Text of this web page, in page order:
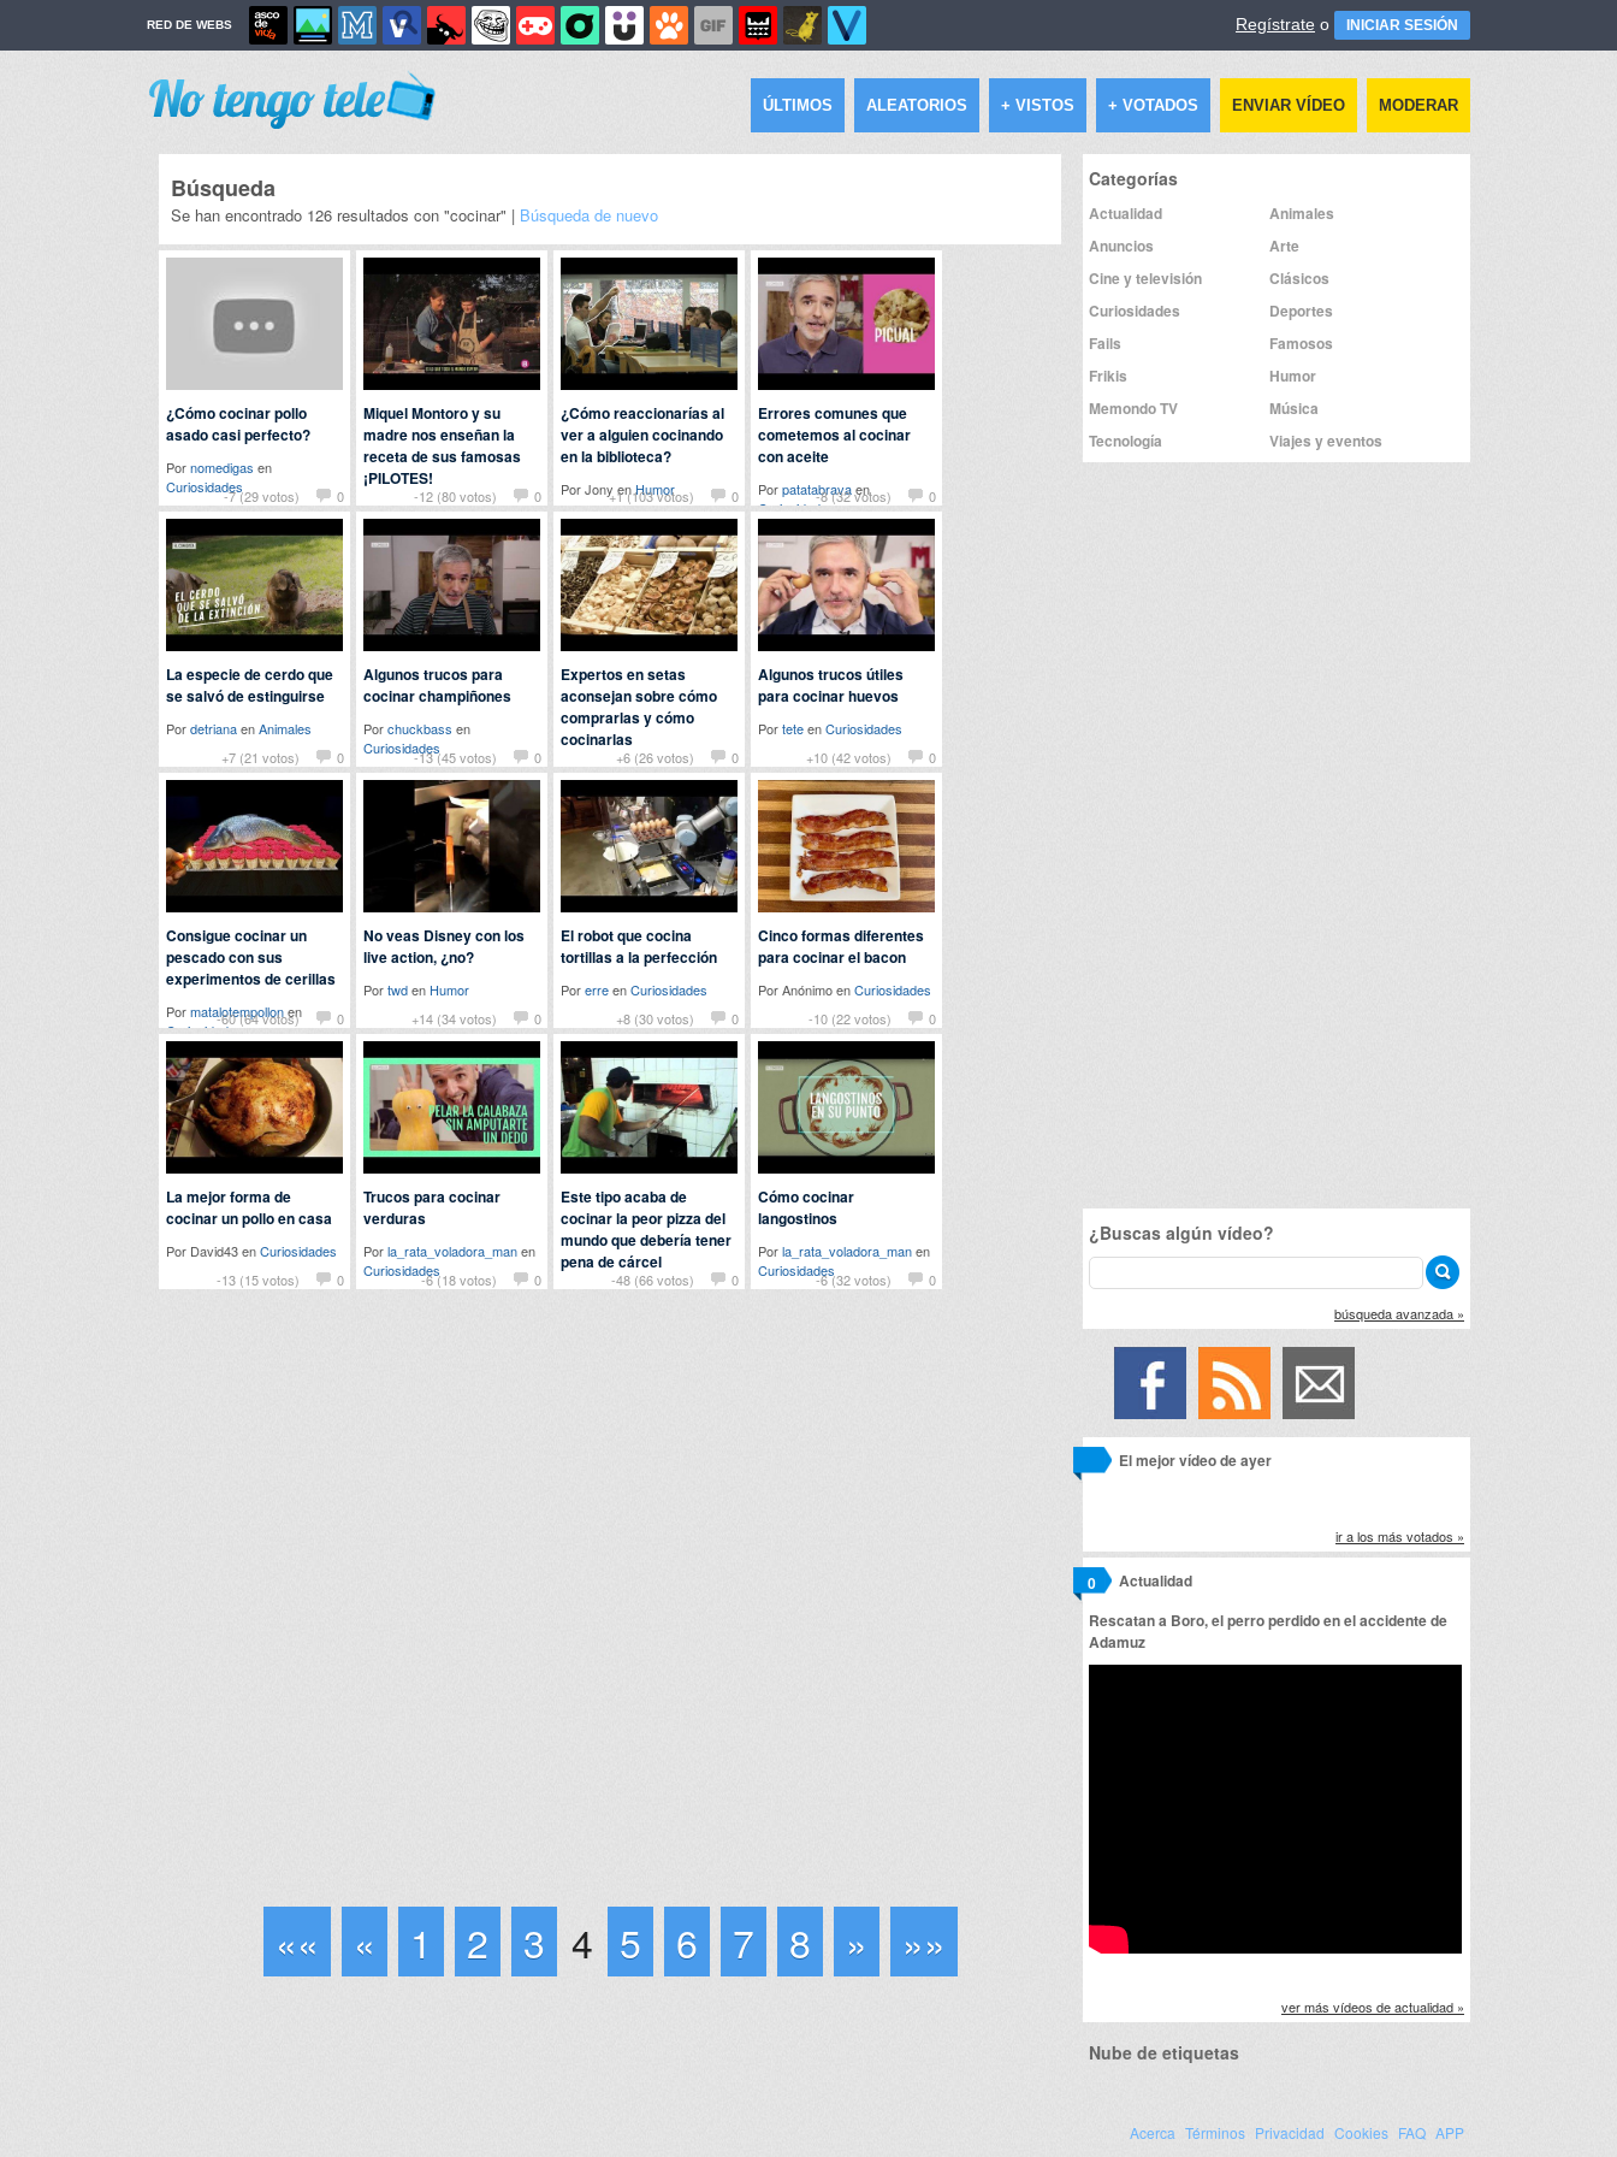
RED DE WEBS Regístrate o INICIAR SESIÓN
ÚLTIMOS ALEATORIOS + VISTOS + VOTADOS ENVIAR VÍDEO MODERAR
Búsqueda
Se han encontrado 126 resultados con "cocinar" | Búsqueda de nuevo
-7 (29 votos) 0
¿Cómo cocinar pollo
asado casi perfecto?
Pornomedigas en
Curiosidades
-12 (80 votos) 0
Miquel Montoro y su
madre nos enseñan la
receta de sus famosas
¡PILOTES!
Porantonioporteroen
+1 (103 votos) 0
¿Cómo reaccionarías al
ver a alguien cocinando
en la biblioteca?
Por Jony enHumor -8 (32 votos) 0
Errores comunes que
cometemos al cocinar
con aceite
Porpatatabravaen
Curiosidades
+7 (21 votos) 0
La especie de cerdo que
se salvó de estinguirse
PordetrianaenAnimales
-13 (45 votos)
0
Algunos trucos para
cocinar champiñones
Porchuckbass en
Curiosidades
+6 (26 votos) 0
Expertos en setas
aconsejan sobre cómo
comprarlas y cómo
cocinarlas
Porchuckbassen
+10 (42 votos) 0
Algunos trucos útiles
para cocinar huevos
PorteteenCuriosidades
-60 (64 votos) 0
Consigue cocinar un
pescado con sus
experimentos de cerillas
Pormatalotempollonen
Curiosidades
+14 (34 votos) 0
No veas Disney con los
live action, ¿no?
Portwden Humor
+8 (30 votos)
0
El robot que cocina
tortillas a la perfección
PorerreenCuriosidades
-10 (22 votos)
0
Cinco formas diferentes
para cocinar el bacon
Por Anónimo enCuriosidades
-13 (15 votos) 0
La mejor forma de
cocinar un pollo en casa
Por David43 enCuriosidades
-6 (18 votos)
0
Trucos para cocinar
verduras
Porla_rata_voladora_manen
Curiosidades
-48 (66 votos) 0
Este tipo acaba de
cocinar la peor pizza del
mundo que debería tener
pena de cárcel
Por argaga enCuriosidades
-6 (32 votos) 0
Cómo cocinar
langostinos
Porla_rata_voladora_manen
Curiosidades
«« « 1 2 3 4 5 6 7 8 » »»
Categorías
Actualidad
Animales
Anuncios
Arte
Cine y televisión
Clásicos
Curiosidades
Deportes
Fails
Famosos
Frikis
Humor
Memondo TV
Música
Tecnología
Viajes y eventos
¿Buscas algún vídeo?
búsqueda avanzada »
El mejor vídeo de ayer
ir a los más votados »
Actualidad
0
Rescatan a Boro, el perro perdido en el accidente de
Adamuz
ver más vídeos de actualidad »
Nube de etiquetas
Acerca Términos Privacidad Cookies FAQ APP